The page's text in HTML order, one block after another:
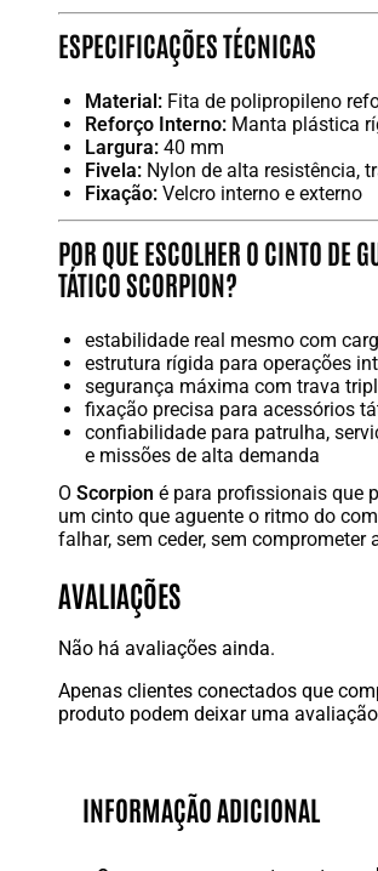
ESPECIFICAÇÕES TÉCNICAS
Material: Fita de polipropileno
Reforço Interno: Manta plástica
Largura: 40 mm
Fivela: Nylon de alta resistência,
Fixação: Velcro interno e externo
POR QUE ESCOLHER O CINTO DE
TÁTICO SCORPION?
estabilidade real mesmo com
estrutura rígida para operações
segurança máxima com trava
fixação precisa para acessórios
confiabilidade para patrulha,
e missões de alta demanda
O Scorpion é para profissionais que
um cinto que aguente o ritmo do
falhar, sem ceder, sem comprometer
AVALIAÇÕES
Não há avaliações ainda.
Apenas clientes conectados que
produto podem deixar uma
INFORMAÇÃO ADICIONAL